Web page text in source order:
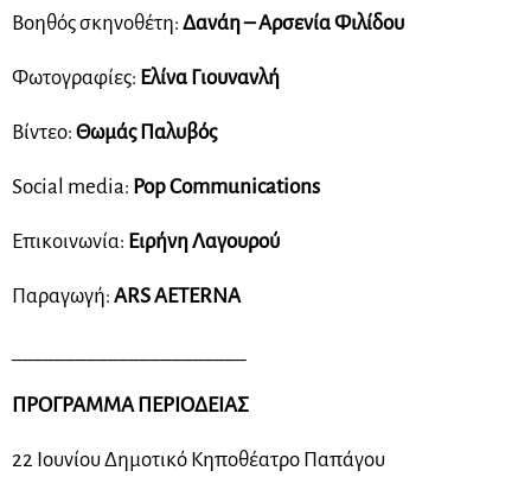
Βοηθός σκηνοθέτη: Δανάη – Αρσενία Φιλίδου
Φωτογραφίες: Ελίνα Γιουνανλή
Βίντεο: Θωμάς Παλυβός
Social media: Pop Communications
Επικοινωνία: Ειρήνη Λαγουρού
Παραγωγή: ARS AETERNA
ΠΡΟΓΡΑΜΜΑ ΠΕΡΙΟΔΕΙΑΣ
22 Ιουνίου Δημοτικό Κηποθέατρο Παπάγου